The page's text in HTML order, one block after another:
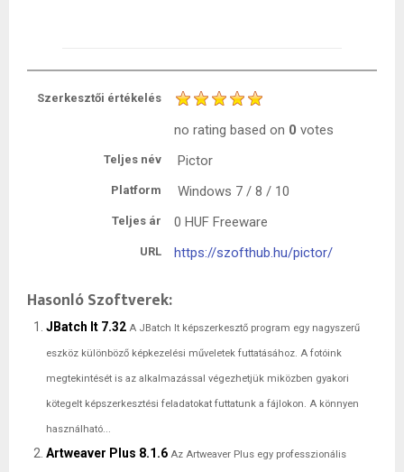
Szerkesztői értékelés
no rating based on 0 votes
Teljes név Pictor
Platform Windows 7 / 8 / 10
Teljes ár 0 HUF Freeware
URL https://szofthub.hu/pictor/
Hasonló Szoftverek:
JBatch It 7.32 A JBatch It képszerkesztő program egy nagyszerű
eszköz különböző képkezelési műveletek futtatásához. A fotóink
megtekintését is az alkalmazással végezhetjük miközben gyakori
kötegelt képszerkesztési feladatokat futtatunk a fájlokon. A könnyen
használható...
Artweaver Plus 8.1.6 Az Artweaver Plus egy professzionális